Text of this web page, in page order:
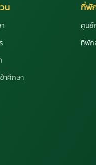
น
าศึกษา
ที่พั
ศูนย์
ที่พัก